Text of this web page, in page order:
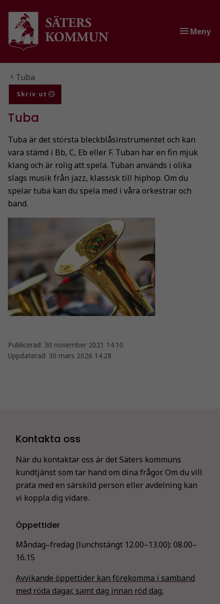
Gå till innehåll
Gå till huvudmeny
Gå till sidomeny
Meny
Du är här:
Tuba
Skriv ut
Tuba
Tuba är det största bleckblåsinstrumentet och kan
vara stämd i Bb, C, Eb eller F. Tuban har en fin mjuk
klang och är rolig att spela. Tuban används i olika
slags musik från jazz, klassisk till hiphop. Om du
spelar tuba kan du spela med i våra orkestrar och
band.
Publicerad: 30 november 2021 14.10
Uppdaterad: 30 mars 2026 14.28
Kontakta oss
När du kontaktar oss är det Säters kommuns
kundtjänst som tar hand om dina frågor. Om du vill
prata med en särskild person eller avdelning kan
vi koppla dig vidare.
Öppettider
Måndag–fredag (lunchstängt 12.00–13.00): 08.00–
16.15
Avvikande öppettider kan förekomma i samband
med röda dagar, samt dag innan röd dag.